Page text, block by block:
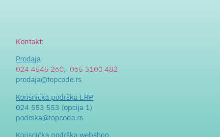
Kontakt:
Prodaja
024 4545 260, 065 3100 482
prodaja@topcode.rs
Korisnička podrška ERP
024 553 553 (opcija 1)
podrska@topcode.rs
Korisnička podrška webshop